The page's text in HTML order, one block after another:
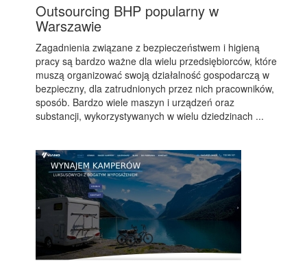
Outsourcing BHP popularny w
Warszawie
Zagadnienia związane z bezpieczeństwem i higieną
pracy są bardzo ważne dla wielu przedsiębiorców, które
muszą organizować swoją działalność gospodarczą w
bezpieczny, dla zatrudnionych przez nich pracowników,
sposób. Bardzo wiele maszyn i urządzeń oraz
substancji, wykorzystywanych w wielu dziedzinach ...